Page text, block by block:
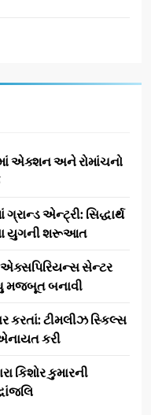
એક્શન અને રોમાંચનો
એન્ટ્રી: સિદ્ધાર્થ
યુગની શરૂઆત
સેન્ટર
મજબૂત બનાવી
કરતાં: ટીમલીઝ સ્કિલ્સ
કરી
કિશોર કુમારની